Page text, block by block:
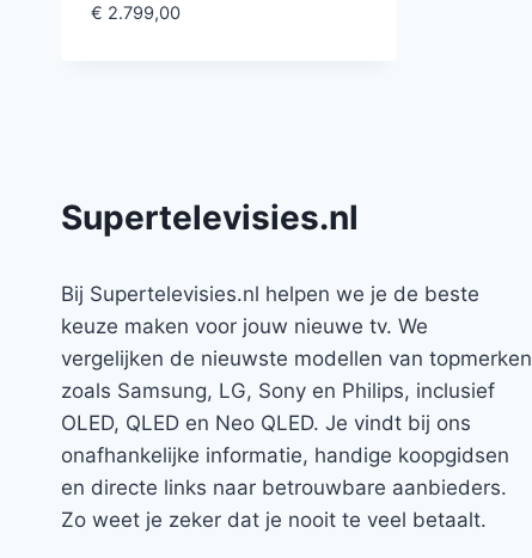
€ 2.799,00
Supertelevisies.nl
Bij Supertelevisies.nl helpen we je de beste
keuze maken voor jouw nieuwe tv. We
vergelijken de nieuwste modellen van topmerken
zoals Samsung, LG, Sony en Philips, inclusief
OLED, QLED en Neo QLED. Je vindt bij ons
onafhankelijke informatie, handige koopgidsen
en directe links naar betrouwbare aanbieders.
Zo weet je zeker dat je nooit te veel betaalt.